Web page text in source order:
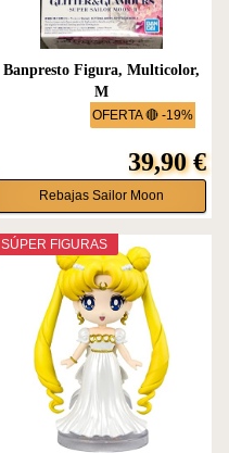
OFERTA 🔴 -19%
Banpresto Figura, Multicolor,
M
39,90 €
Rebajas Sailor Moon
SÚPER FIGURAS